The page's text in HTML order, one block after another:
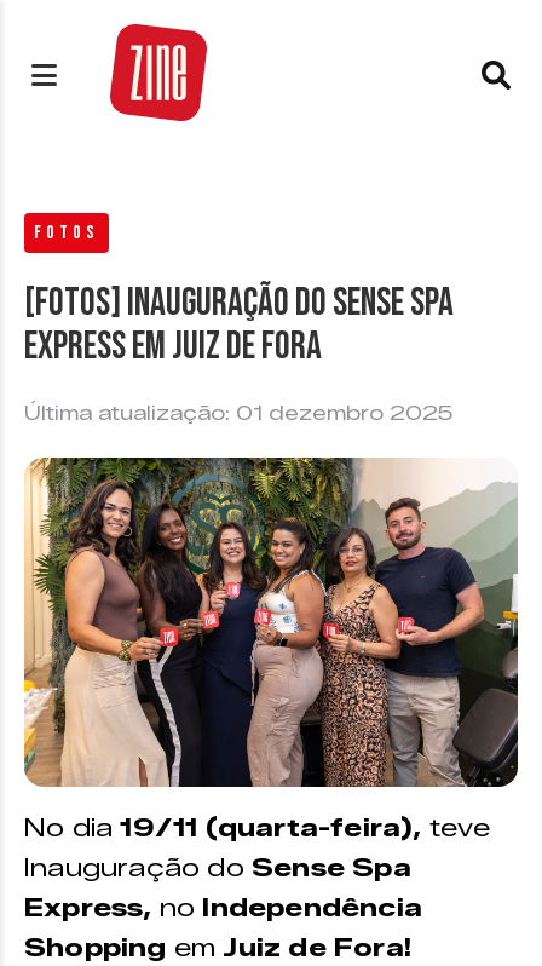
FOTOS
[FOTOS] Inauguração do Sense Spa
Express em Juiz de Fora
Última atualização: 01 dezembro 2025
No dia 19/11 (quarta-feira), teve
Inauguração do Sense Spa
Express, no Independência
Shopping em Juiz de Fora!